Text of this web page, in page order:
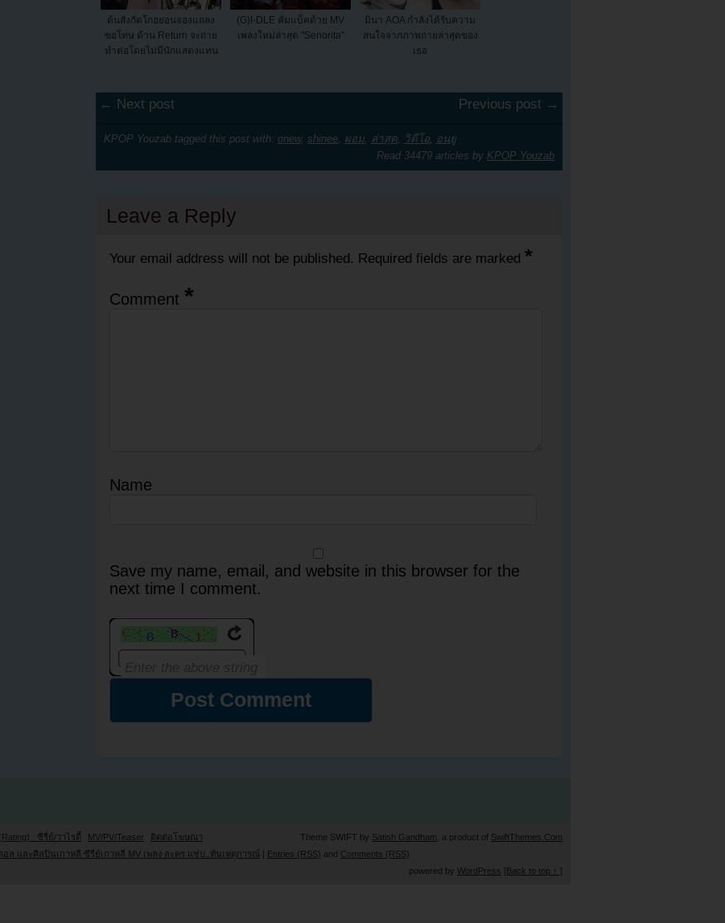
ต้นสังกัดโกฮยอนจองแถลง
ขอโทษ ด้าน Return จะถ่าย
ทำต่อโดยไม่มีนักแสดงแทน
(G)I-DLE คัมแบ็คด้วย MV
เพลงใหม่ล่าสุด "Senorita"
มินา AOA กำลังได้รับความ
สนใจจากภาพถ่ายล่าสุดของ
เธอ
← Next post Previous post →
KPOP Youzab tagged this post with: onew, shinee ผอม ล่าสุด วิดีโอ
อนยู
Read 34479 articles by KPOP Youzab
Leave a Reply
Your email address will not be published. Required fields are marked *
Comment *
Name
Save my name, email, and website in this browser for the
next time I comment.
: ซีรี่ย์/วาไรตี้ MV/PV/Teaser ติดต่อโฆษณา Theme SWIFT by Satish Gandham , a product of SwiftThemes.Com
อล และศิลปินเกาหลี ซีรี่ย์เกาหลี MV เพลง ละคร แซ่บ..ทันเหตุการณ์ | Entries (RSS) and Comments (RSS)
powered by WordPress [Back to top ↑ ]